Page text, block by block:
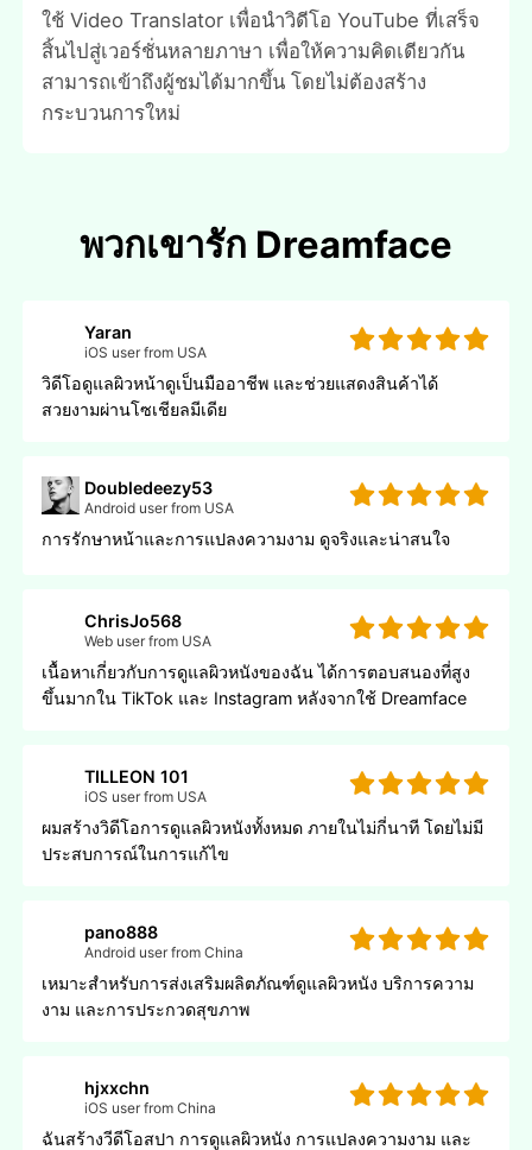
ใช้ Video Translator เพื่อนําวิดีโอ YouTube ที่เสร็จ
สิ้นไปสู่เวอร์ชั่นหลายภาษา เพื่อให้ความคิดเดียวกัน
สามารถเข้าถึงผู้ชมได้มากขึ้น โดยไม่ต้องสร้าง
กระบวนการใหม่
พวกเขารัก Dreamface
Yaran
iOS user from USA
วิดีโอดูแลผิวหน้าดูเป็นมืออาชีพ และช่วยแสดงสินค้าได้
สวยงามผ่านโซเชียลมีเดีย
Doubledeezy53
Android user from USA
การรักษาหน้าและการแปลงความงาม ดูจริงและน่าสนใจ
ChrisJo568
Web user from USA
เนื้อหาเกี่ยวกับการดูแลผิวหนังของฉัน ได้การตอบสนองที่สูง
ขึ้นมากใน TikTok และ Instagram หลังจากใช้ Dreamface
TILLEON 101
iOS user from USA
ผมสร้างวิดีโอการดูแลผิวหนังทั้งหมด ภายในไม่กี่นาที โดยไม่มี
ประสบการณ์ในการแก้ไข
pano888
Android user from China
เหมาะสําหรับการส่งเสริมผลิตภัณฑ์ดูแลผิวหนัง บริการความ
งาม และการประกวดสุขภาพ
hjxxchn
iOS user from China
ฉันสร้างวีดีโอสปา การดูแลผิวหนัง การแปลงความงาม และ